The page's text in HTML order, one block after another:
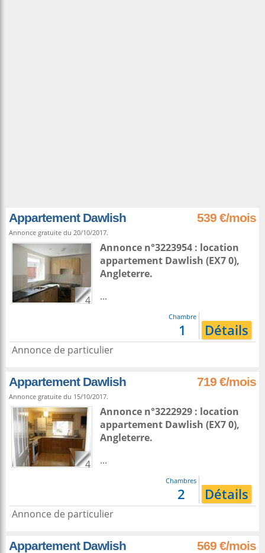
Appartement Dawlish 539 €/mois
Annonce gratuite du 20/10/2017.
4
Annonce n°3223954 : location
appartement Dawlish (EX7 0),
Angleterre.
...
Chambre
1 Détails
Annonce de particulier
Appartement Dawlish 719 €/mois
Annonce gratuite du 15/10/2017.
4
Annonce n°3222929 : location
appartement Dawlish (EX7 0),
Angleterre.
...
Chambres
2 Détails
Annonce de particulier
Appartement Dawlish 569 €/mois